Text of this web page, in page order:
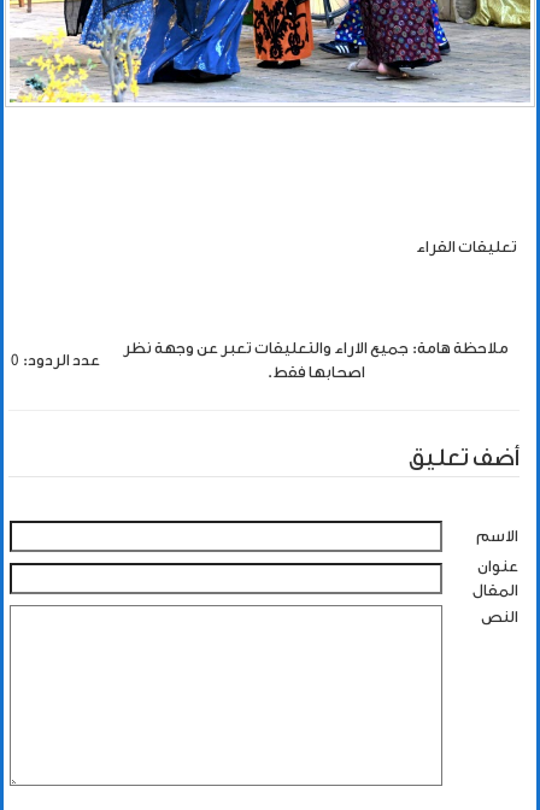
تعليقات القراء
ملاحظة هامة: جميع الاراء والتعليقات تعبر عن وجهة نظر
اصحابها فقط.
عدد الردود: 0
أضف تعليق
الاسم
عنوان
المقال
النص